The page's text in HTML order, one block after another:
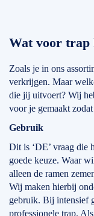
Wat voor trap
Zoals je in ons
verkrijgen. Maar
die jij uitvoert? Wij
voor je gemaakt
Gebruik
Dit is ‘DE’ vraag die
goede keuze. Waar
alleen de ramen
Wij maken hierbij
gebruik. Bij intensief
professionele trap.